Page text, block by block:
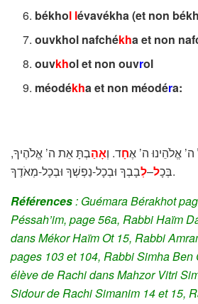
békhol lévavékha (et non
ouvkhol nafchékha et non
ouvkhol et non ouvrol
méodékha et non méodéra:
אֱלֹהֵינוּ ה’ אֶחָד. וְאָהַבְתָּ אֵת ה’ אֱלֹהֶיךָ,
בְּכָל–לְ
בָבְךָ וּבְכָל-נַפְשְׁךָ וּבְכָל-מְאֹדֶךָ.
Références: Guémara Bérakhot
Péssah’im, page 56a, Rabbi Haïm
dansMékor Haïm Ot 15, Rabbi
pages 103 et 104, Rabbi Simha
élève de Rachi dansMahzor Vitri
Sidour de Rachi Simanim 14 et 15,